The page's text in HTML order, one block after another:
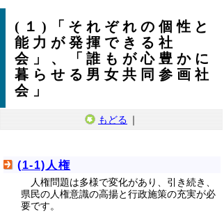
(１)「それぞれの個性と
能力が発揮できる社
会」、「誰もが心豊かに
暮らせる男女共同参画社
会」
もどる ｜
(1-1)人権
人権問題は多様で変化があり、引き続き、
県民の人権意識の高揚と行政施策の充実が必
要です。